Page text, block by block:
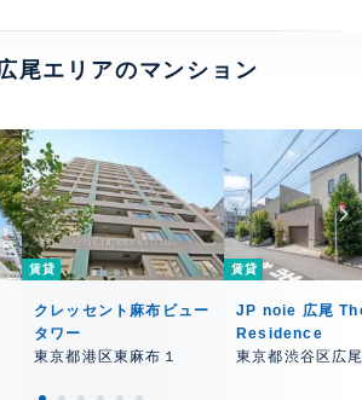
尾エリアのマンション
賃貸
クレッセント麻布ビュー
タワー
東京都港区東麻布１
賃貸
JP noie 広尾
Residence
東京都渋谷区広